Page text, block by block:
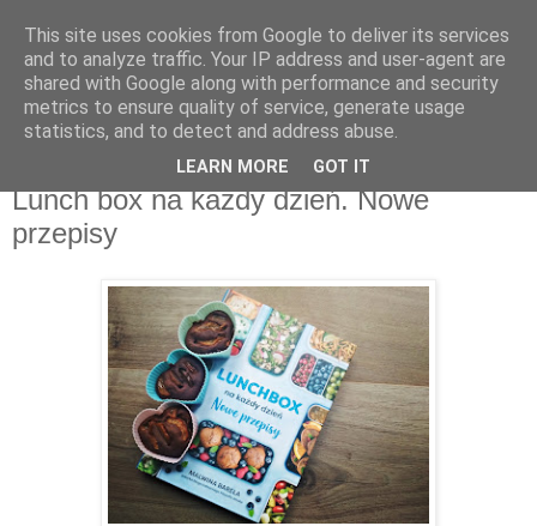
Recenzje na widelcu
Portal kulturalny - książki, recenzje, inspiracje, konkursy.
czwartek, 10 października 2019
Lunch box na każdy dzień. Nowe
przepisy
This site uses cookies from Google to deliver its services
and to analyze traffic. Your IP address and user-agent are
shared with Google along with performance and security
metrics to ensure quality of service, generate usage
statistics, and to detect and address abuse.
LEARN MORE GOT IT